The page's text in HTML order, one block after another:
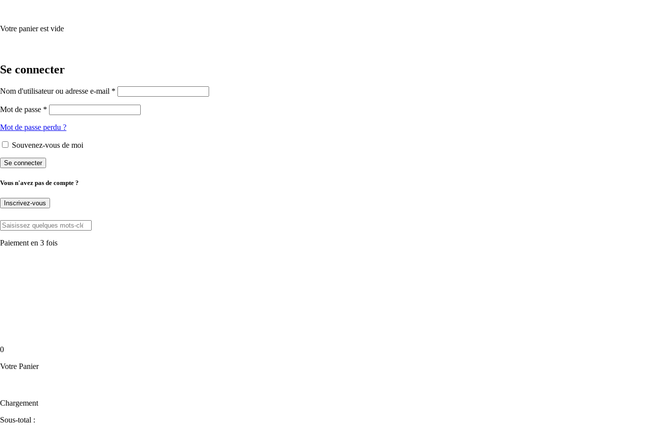
Votre panier est vide
Se connecter
Nom d'utilisateur ou adresse e-mail *
Mot de passe *
Mot de passe perdu ?
Souvenez-vous de moi
Vous n'avez pas de compte ?
Inscrivez-vous
Paiement en 3 fois
0
Votre Panier
Chargement
Sous-total :